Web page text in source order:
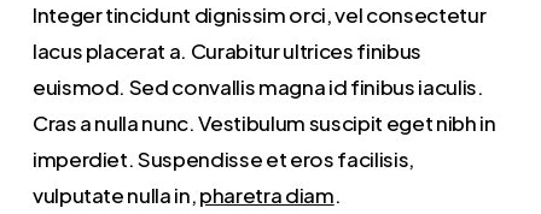
Integer tincidunt dignissim orci, vel consectetur
lacus placerat a. Curabitur ultrices finibus
euismod. Sed convallis magna id finibus iaculis.
Cras a nulla nunc. Vestibulum suscipit eget nibh in
imperdiet. Suspendisse et eros facilisis,
vulputate nulla in,pharetra diam.